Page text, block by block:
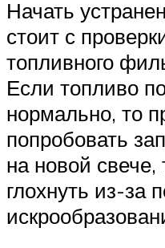
Начать
стоит с
топливного
Если топливо
нормально, то
попробовать
на новой
глохнуть из-за